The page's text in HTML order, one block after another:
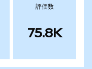
評価数
75.8K